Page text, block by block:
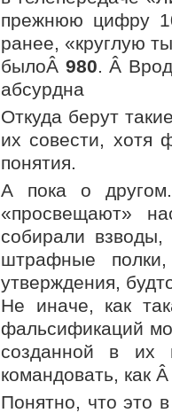
прежнюю цифру
ранее, «круглую
былоÂ 980. Â
абсурдна
Откуда берут
их совести, хотя
понятия.
А пока о
«просвещают»
собирали
штрафные
утверждения,
Не иначе, как
фальсификаций
созданной в их
командовать, как
Понятно, что это